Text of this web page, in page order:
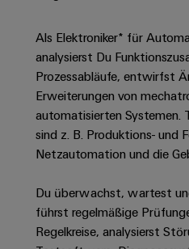
Lösungen
für
die
spezifischen
Anforderungen
der
Gebäudeinfrastruktur
Innovative
Verbindungslösungen
für
Geräte
Metering
Weidmüller
Configurator
Workplace
Solutions
Systeme
und
Koppelrelais
&
Halbleiterrelais
Trennverstärker
und
Messumformer
Stromversorgungen
Elektronikgehäuse
Services
Akkreditiertes
Labor
Support
Technischer
Support
Kataloganforderung
Management
Informationen
und
Zertifikate
Presse
Ausbildung
Duales
Studium
Schülerpraktika
Karrierewege
Offene
Ausbildungs-
Als Elektroniker* für
analysierst Du
Prozessabläufe, entwirfst
Erweiterungen von
automatisierten Systemen.
sind z. B. Produktions- und
Netzautomation und die
Du überwachst, wartest
führst regelmäßige
Regelkreise, analysierst